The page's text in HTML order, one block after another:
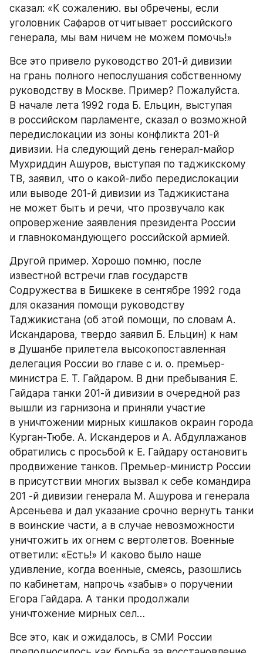
сказал: «К сожалению. вы обречены, если
уголовник Сафаров отчитывает российского
генерала, мы вам ничем не можем помочь!»
Все это привело руководство 201-й дивизии
на грань полного непослушания собственному
руководству в Москве. Пример? Пожалуйста.
В начале лета 1992 года Б. Ельцин, выступая
в российском парламенте, сказал о возможной
передислокации из зоны конфликта 201-й
дивизии. На следующий день генерал-майор
Мухриддин Ашуров, выступая по таджикскому
ТВ, заявил, что о какой-либо передислокации
или выводе 201-й дивизии из Таджикистана
не может быть и речи, что прозвучало как
опровержение заявления президента России
и главнокомандующего российской армией.
Другой пример. Хорошо помню, после
известной встречи глав государств
Содружества в Бишкеке в сентябре 1992 года
для оказания помощи руководству
Таджикистана (об этой помощи, по словам А.
Искандарова, твердо заявил Б. Ельцин) к нам
в Душанбе прилетела высокопоставленная
делегация России во главе с и. о. премьер-
министра Е. Т. Гайдаром. В дни пребывания Е.
Гайдара танки 201-й дивизии в очередной раз
вышли из гарнизона и приняли участие
в уничтожении мирных кишлаков окраин города
Курган-Тюбе. А. Искандеров и А. Абдуллажанов
обратились с просьбой к Е. Гайдару остановить
продвижение танков. Премьер-министр России
в присутствии многих вызвал к себе командира
201 -й дивизии генерала М. Ашурова и генерала
Арсеньева и дал указание срочно вернуть танки
в воинские части, а в случае невозможности
уничтожить их огнем с вертолетов. Военные
ответили: «Есть!» И каково было наше
удивление, когда военные, смеясь, разошлись
по кабинетам, напрочь «забыв» о поручении
Егора Гайдара. А танки продолжали
уничтожение мирных сел…
Все это, как и ожидалось, в СМИ России